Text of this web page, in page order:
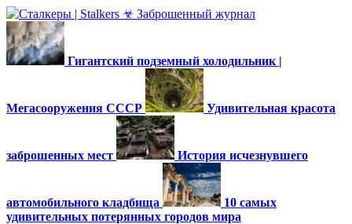
Гигантский подземный холодильник |
Мегасооружения СССР Удивительная красота
заброшенных мест История исчезнувшего
автомобильного кладбища
10 самых
удивительных потерянных городов мира